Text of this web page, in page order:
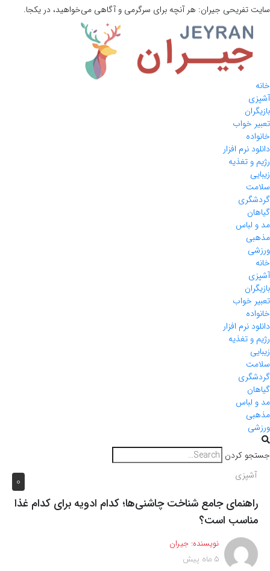
سایت تفریحی جیران: هر آنچه برای سرگرمی و آگاهی می‌خواهید، در یکجا.
خانه
آشپزی
بازیگران
تعبیر خواب
خانواده
دانلود نرم افزار
رژیم و تغذیه
زیبایی
سلامت
گردشگری
گیاهان
مد و لباس
مذهبی
ورزشی
خانه
آشپزی
بازیگران
تعبیر خواب
خانواده
دانلود نرم افزار
رژیم و تغذیه
زیبایی
سلامت
گردشگری
گیاهان
مد و لباس
مذهبی
ورزشی
جستجو کردن
0 آشپزی
راهنمای جامع شناخت چاشنی‌ها؛ کدام ادویه برای کدام غذا
مناسب است؟
نویسنده: جیران
5 ماه پیش